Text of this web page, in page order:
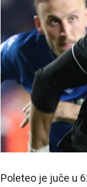
Poleteo je juče u